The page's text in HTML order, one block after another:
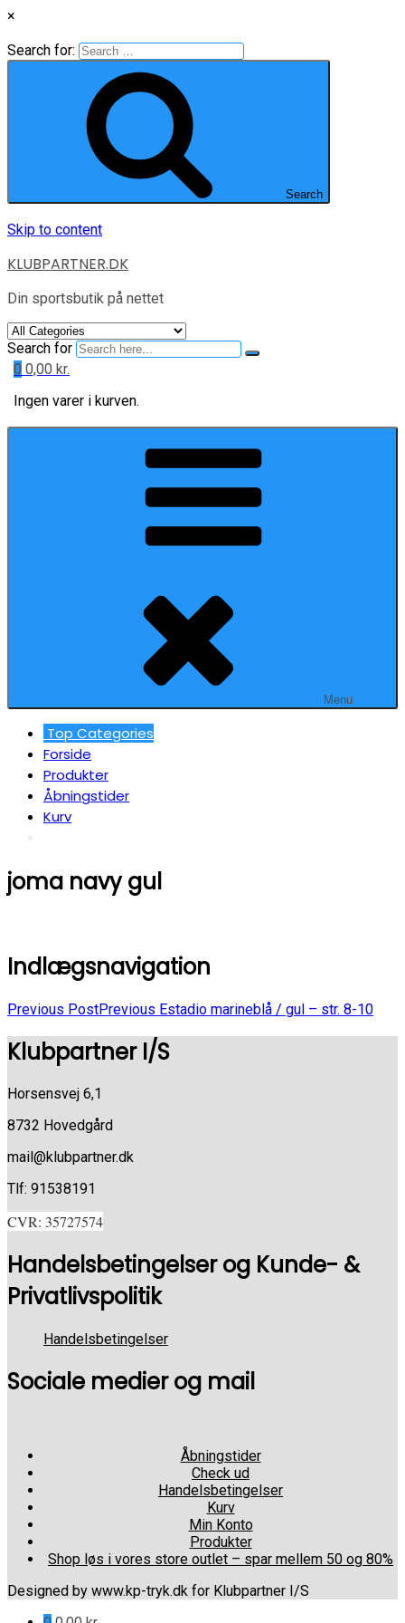
×
Search for:
Search
Skip to content
KLUBPARTNER.DK
Din sportsbutik på nettet
Search for
0 0,00 kr.
Ingen varer i kurven.
Menu
Top Categories
Forside
Produkter
Åbningstider
Kurv
joma navy gul
Indlægsnavigation
Previous PostPrevious Estadio marineblå / gul – str. 8-10
Klubpartner I/S
Horsensvej 6,1
8732 Hovedgård
mail@klubpartner.dk
Tlf: 91538191
CVR: 35727574
Handelsbetingelser og Kunde- &
Privatlivspolitik
Handelsbetingelser
Sociale medier og mail
Åbningstider
Check ud
Handelsbetingelser
Kurv
Min Konto
Produkter
Shop løs i vores store outlet – spar mellem 50 og 80%
Designed by www.kp-tryk.dk for Klubpartner I/S